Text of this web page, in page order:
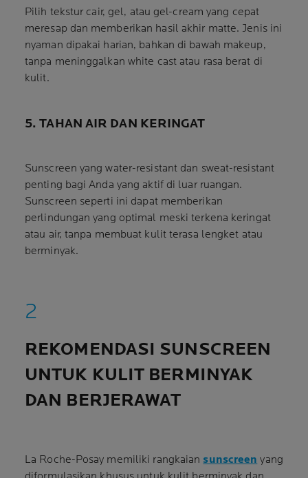
Pilih tekstur cair, gel, atau gel-cream yang cepat
meresap dan memberikan hasil akhir matte. Jenis ini
nyaman dipakai harian, bahkan di bawah makeup,
tanpa meninggalkan white cast atau rasa berat di
kulit.
5. TAHAN AIR DAN KERINGAT
Sunscreen yang water-resistant dan sweat-resistant
penting bagi Anda yang aktif di luar ruangan.
Sunscreen seperti ini dapat memberikan
perlindungan yang optimal meski terkena keringat
atau air, tanpa membuat kulit terasa lengket atau
berminyak.
REKOMENDASI SUNSCREEN
UNTUK KULIT BERMINYAK
DAN BERJERAWAT
La Roche-Posay memiliki rangkaian sunscreen yang